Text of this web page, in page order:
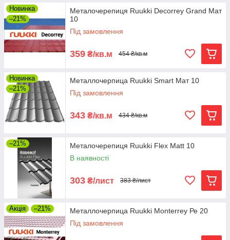
Новинка
–21%
Металочерепиця Ruukki Decorrey Grand Мат
10
Під замовлення
359 ₴/кв.м 454 ₴/кв.м
Новинка
–21%
Металлочерпица Ruukki Smart Мат 10
Під замовлення
343 ₴/кв.м 434 ₴/кв.м
–21%
Металочерепиця Ruukki Flex Matt 10
В наявності
303 ₴/лист 383 ₴/лист
Акція –21%
Металлочерпица Ruukki Monterrey Ре 20
Під замовлення